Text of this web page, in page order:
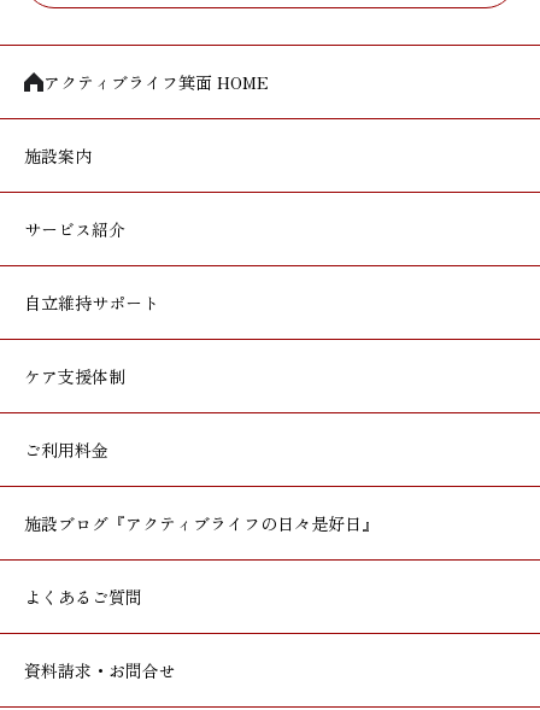
アクティブライフ箕面 HOME
施設案内
サービス紹介
自立維持サポート
ケア支援体制
ご利用料金
施設ブログ 『アクティブライフの日々是好日』
よくあるご質問
資料請求・お問合せ